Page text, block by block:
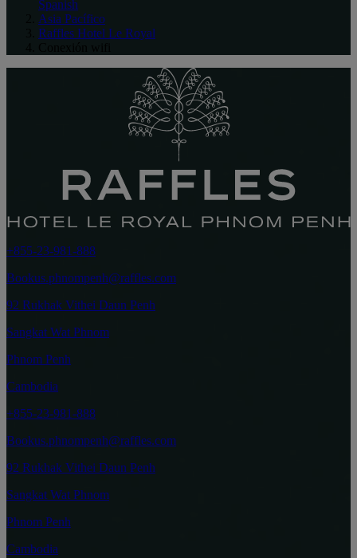
Spanish
Asia Pacífico
Raffles Hotel Le Royal
+855-23-981-888
Bookus.phnompenh@raffles.com
92 Rukhak Vithei Daun Penh
Sangkat Wat Phnom
Phnom Penh
Cambodia
+855-23-981-888
Bookus.phnompenh@raffles.com
92 Rukhak Vithei Daun Penh
Sangkat Wat Phnom
Phnom Penh
Cambodia